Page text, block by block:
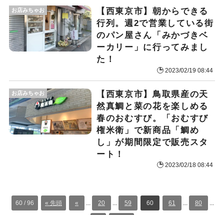
【西東京市】朝からできる
行列。週2で営業している街
のパン屋さん「みかづきベ
ーカリー」に行ってみまし
た！
2023/02/19 08:44
お店みちゃお
【西東京市】鳥取県産の天
然真鯛と菜の花を楽しめる
春のおむすび。「おむすび
権米衛」で新商品「鯛め
し」が期間限定で販売スタ
ート！
2023/02/18 08:44
お店みちゃお
60 / 96 « 先頭 « 20 59 60 61 80